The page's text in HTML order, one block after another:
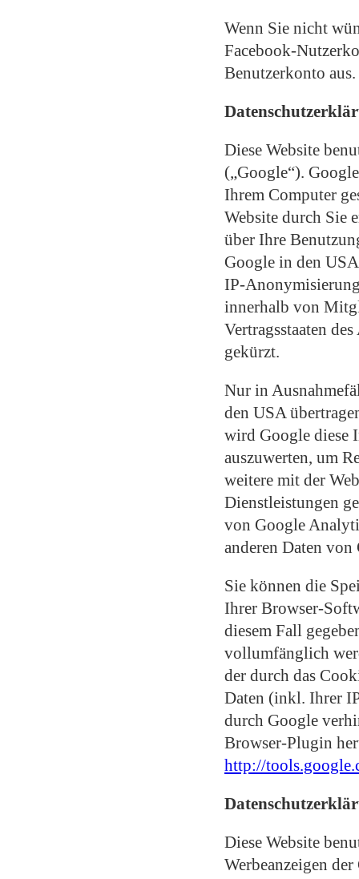
Wenn Sie nicht
Facebook-
Benutzerkonto aus.
Diese Website
(„Google“).
Ihrem Computer
Website durch Sie
über Ihre
Google in den
IP-
innerhalb von
Vertragsstaaten
gekürzt.
Nur in
den USA
wird Google diese
auszuwerten, um
weitere mit der
Dienstleistungen
von Google
anderen Daten
Sie können die
Ihrer Browser-
diesem Fall
vollumfänglich
der durch das
Daten (inkl. Ihrer
durch Google
Browser-Plugin
http://
Diese Website
Werbeanzeigen